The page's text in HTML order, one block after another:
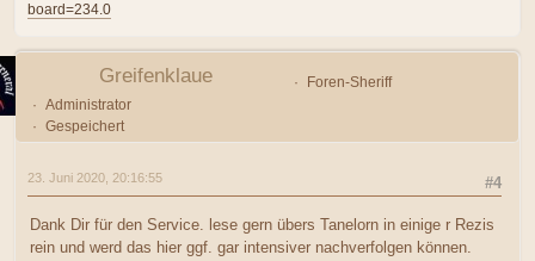
board=234.0
Greifenklaue
Foren-Sheriff
Administrator
Gespeichert
#4
23. Juni 2020, 20:16:55
Dank Dir für den Service. lese gern übers Tanelorn in einige r Rezis
rein und werd das hier ggf. gar intensiver nachverfolgen können.